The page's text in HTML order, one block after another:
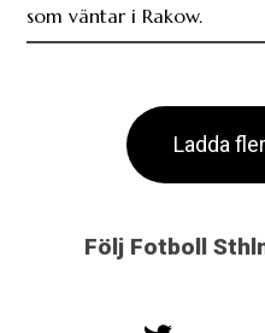
som väntar i Rakow.
Ladda
Följ Fotboll